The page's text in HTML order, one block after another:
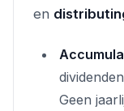
en
Geen